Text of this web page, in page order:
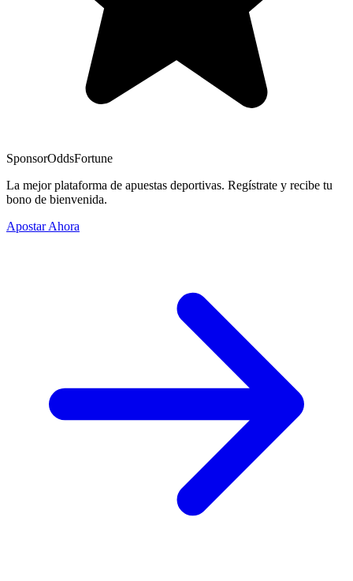
SponsorOddsFortune
La mejor plataforma de apuestas deportivas. Regístrate y recibe tu
bono de bienvenida.
Apostar Ahora